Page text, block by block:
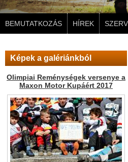
BEMUTATKOZÁS HÍREK
Képek a galériánkból
Olimpiai Reménységek versenye a
Maxon Motor Kupáért 2017